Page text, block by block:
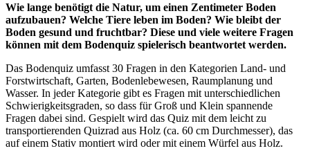
Wie lange benötigt die Natur, um einen Zentimeter Boden
aufzubauen? Welche Tiere leben im Boden? Wie bleibt der
Boden gesund und fruchtbar? Diese und viele weitere Fragen
können mit dem Bodenquiz spielerisch beantwortet werden.
Das Bodenquiz umfasst 30 Fragen in den Kategorien Land- und
Forstwirtschaft, Garten, Bodenlebewesen, Raumplanung und
Wasser. In jeder Kategorie gibt es Fragen mit unterschiedlichen
Schwierigkeitsgraden, so dass für Groß und Klein spannende
Fragen dabei sind. Gespielt wird das Quiz mit dem leicht zu
transportierenden Quizrad aus Holz (ca. 60 cm Durchmesser), das
auf einem Stativ montiert wird oder mit einem Würfel aus Holz.